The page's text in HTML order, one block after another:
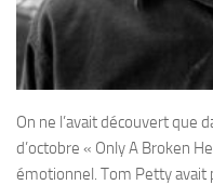
On ne l’avait découvert que
d’octobre « Only A Broken
émotionnel. Tom Petty avait